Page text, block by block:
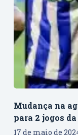
Mudança na
para 2 jogos da
17 de maio de